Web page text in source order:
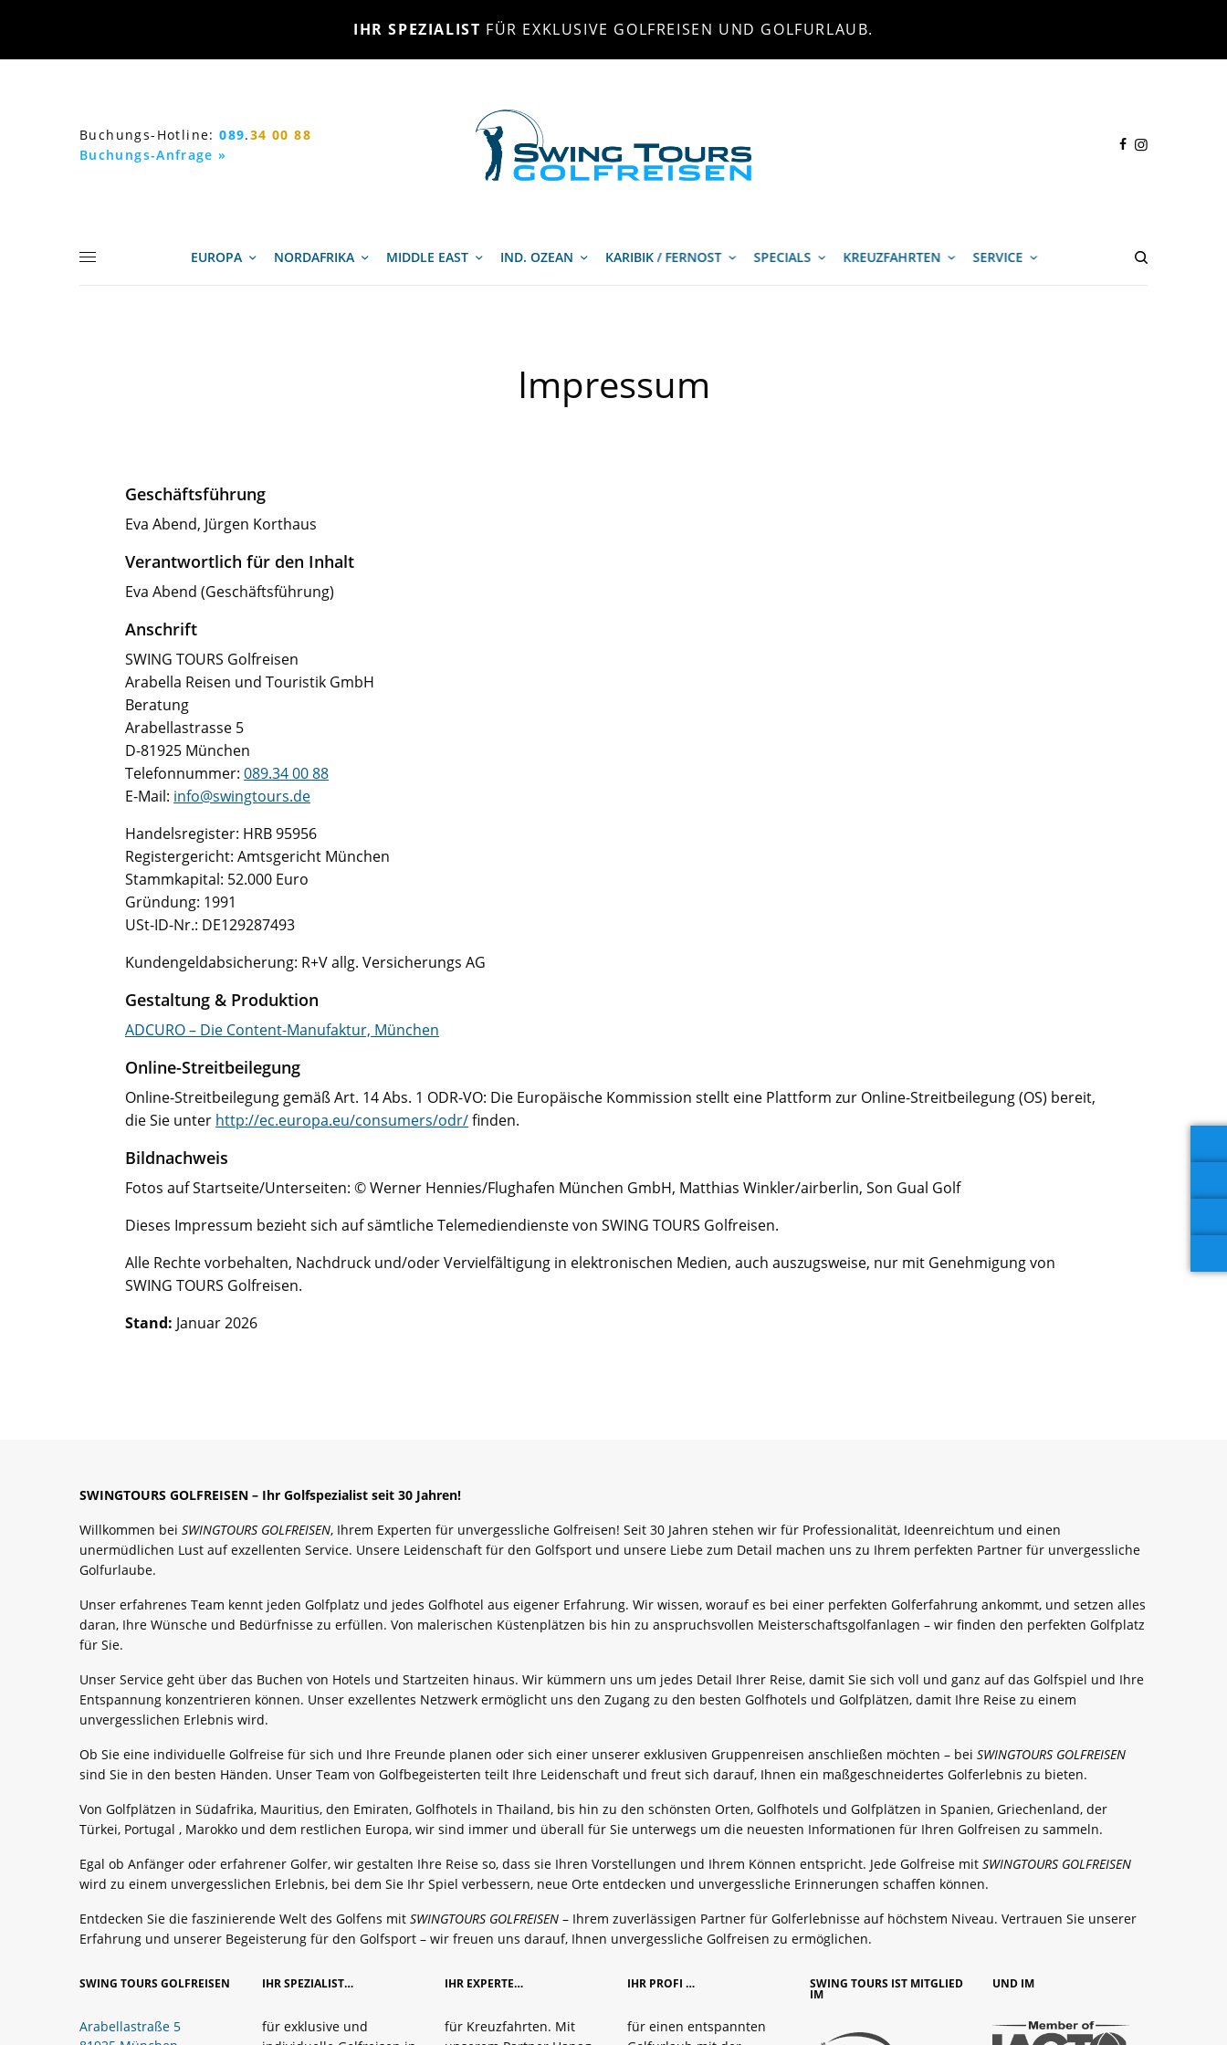
IHR SPEZIALIST FÜR EXKLUSIVE GOLFREISEN UND GOLFURLAUB.
Buchungs-Hotline:089.34 00 88
Buchungs-Anfrage »
EUROPA NORDAFRIKA MIDDLE EAST IND. OZEAN KARIBIK / FERNOST SPECIALS KREUZFAHRTEN SERVICE
Impressum
Geschäftsführung
Eva Abend, Jürgen Korthaus
Verantwortlich für den Inhalt
Eva Abend (Geschäftsführung)
Anschrift
SWING TOURS Golfreisen
Arabella Reisen und Touristik GmbH
Beratung
Arabellastrasse 5
D-81925 München
Telefonnummer:089.34 00 88
E-Mail: info@swingtours.de
Handelsregister: HRB 95956
Registergericht: Amtsgericht München
Stammkapital: 52.000 Euro
Gründung: 1991
USt-ID-Nr.: DE129287493
Kundengeldabsicherung: R+V allg. Versicherungs AG
Gestaltung & Produktion
ADCURO – Die Content-Manufaktur, München
Online-Streitbeilegung
Online-Streitbeilegung gemäß Art. 14 Abs. 1 ODR-VO: Die Europäische Kommission stellt eine Plattform zur Online-Streitbeilegung (OS) bereit,
die Sie unter http://ec.europa.eu/consumers/odr/finden.
Bildnachweis
Fotos auf Startseite/Unterseiten: © Werner Hennies/Flughafen München GmbH, Matthias Winkler/airberlin, Son Gual Golf
Dieses Impressum bezieht sich auf sämtliche Telemediendienste von SWING TOURS Golfreisen.
Alle Rechte vorbehalten, Nachdruck und/oder Vervielfältigung in elektronischen Medien, auch auszugsweise, nur mit Genehmigung von
SWING TOURS Golfreisen.
Stand: Januar 2026
SWINGTOURS GOLFREISEN – Ihr Golfspezialist seit 30 Jahren!
Willkommen beiSWINGTOURS GOLFREISEN, Ihrem Experten für unvergessliche Golfreisen! Seit 30 Jahren stehen wir für Professionalität, Ideenreichtum und einen
unermüdlichen Lust auf exzellenten Service. Unsere Leidenschaft für den Golfsport und unsere Liebe zum Detail machen uns zu Ihrem perfekten Partner für unvergessliche
Golfurlaube.
Unser erfahrenes Team kennt jeden Golfplatz und jedes Golfhotel aus eigener Erfahrung. Wir wissen, worauf es bei einer perfekten Golferfahrung ankommt, und setzen alles
daran, Ihre Wünsche und Bedürfnisse zu erfüllen. Von malerischen Küstenplätzen bis hin zu anspruchsvollen Meisterschaftsgolfanlagen – wir finden den perfekten Golfplatz
für Sie.
Unser Service geht über das Buchen von Hotels und Startzeiten hinaus. Wir kümmern uns um jedes Detail Ihrer Reise, damit Sie sich voll und ganz auf das Golfspiel und Ihre
Entspannung konzentrieren können. Unser exzellentes Netzwerk ermöglicht uns den Zugang zu den besten Golfhotels und Golfplätzen, damit Ihre Reise zu einem
unvergesslichen Erlebnis wird.
Ob Sie eine individuelle Golfreise für sich und Ihre Freunde planen oder sich einer unserer exklusiven Gruppenreisen anschließen möchten – beiSWINGTOURS GOLFREISEN
sind Sie in den besten Händen. Unser Team von Golfbegeisterten teilt Ihre Leidenschaft und freut sich darauf, Ihnen ein maßgeschneidertes Golferlebnis zu bieten.
Von Golfplätzen in Südafrika, Mauritius, den Emiraten, Golfhotels in Thailand, bis hin zu den schönsten Orten, Golfhotels und Golfplätzen in Spanien, Griechenland, der
Türkei, Portugal , Marokko und dem restlichen Europa, wir sind immer und überall für Sie unterwegs um die neuesten Informationen für Ihren Golfreisen zu sammeln.
Egal ob Anfänger oder erfahrener Golfer, wir gestalten Ihre Reise so, dass sie Ihren Vorstellungen und Ihrem Können entspricht. Jede Golfreise mitSWINGTOURS GOLFREISEN
wird zu einem unvergesslichen Erlebnis, bei dem Sie Ihr Spiel verbessern, neue Orte entdecken und unvergessliche Erinnerungen schaffen können.
Entdecken Sie die faszinierende Welt des Golfens mitSWINGTOURS GOLFREISEN – Ihrem zuverlässigen Partner für Golferlebnisse auf höchstem Niveau. Vertrauen Sie unserer
Erfahrung und unserer Begeisterung für den Golfsport – wir freuen uns darauf, Ihnen unvergessliche Golfreisen zu ermöglichen.
SWING TOURS GOLFREISEN
Arabellastraße 5
IHR SPEZIALIST…
für exklusive und
IHR EXPERTE…
für Kreuzfahrten. Mit
IHR PROFI …
für einen entspannten
SWING TOURS IST MITGLIED
IM
UND IM